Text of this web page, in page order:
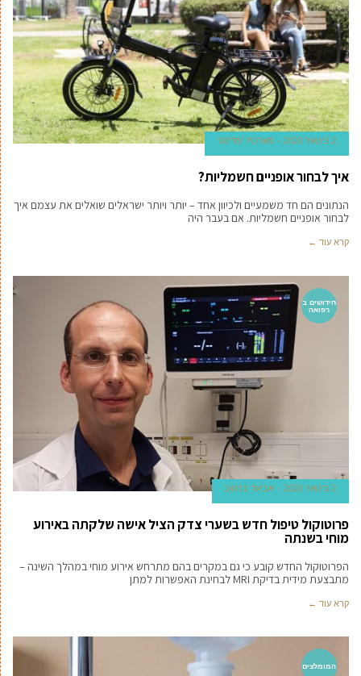
2 בינואר 2020 מערכת 'מדינט'
איך לבחור אופניים חשמליות?
הנתונים הם חד משמעיים ולכיוון אחד – יותר ויותר ישראלים שואלים את עצמם איך
לבחור אופניים חשמליות. אם בעבר היה
קרא עוד ←
חידושים ב
רפואה
2 בינואר 2020 אביעד ברטוב
פרוטוקול טיפול חדש בשערי צדק הציל אישה שלקתה באירוע
מוחי בשנתה
הפרוטוקול החדש קובע כי גם במקרים בהם מתרחש אירוע מוחי במהלך השינה –
מתבצעת מידית בדיקת MRI לבחינת האפשרות למתן
קרא עוד ←
המומלצים